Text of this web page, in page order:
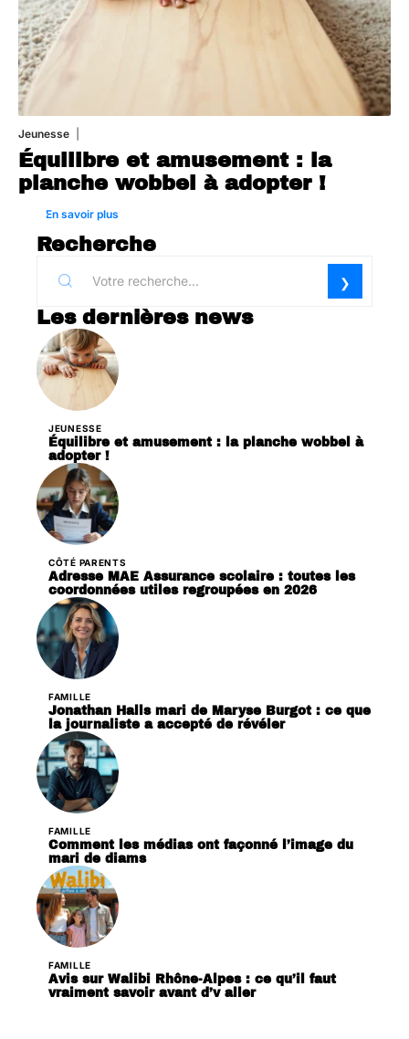
Jeunesse
Équilibre et amusement : la
planche wobbel à adopter !
En savoir plus
Recherche
Les dernières news
JEUNESSE
Équilibre et amusement : la planche wobbel à
adopter !
CÔTÉ PARENTS
Adresse MAE Assurance scolaire : toutes les
coordonnées utiles regroupées en 2026
FAMILLE
Jonathan Halls mari de Maryse Burgot : ce que
la journaliste a accepté de révéler
FAMILLE
Comment les médias ont façonné l’image du
mari de diams
FAMILLE
Avis sur Walibi Rhône-Alpes : ce qu’il faut
vraiment savoir avant d’y aller